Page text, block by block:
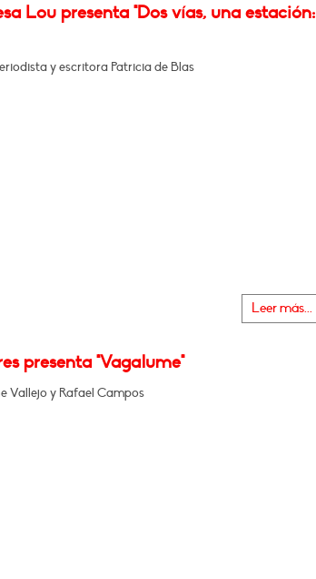
Lou presenta "Dos vías, una estación:
y escritora Patricia de Blas
Leer más...
presenta "Vagalume"
Vallejo y Rafael Campos